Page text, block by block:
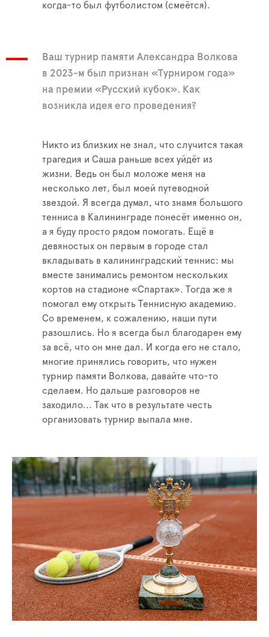
когда-то был футболистом (смеётся).
Ваш турнир памяти Александра Волкова
в 2023-м был признан «Турниром года»
на премии «Русский кубок». Как
возникла идея его проведения?
Никто из близких не знал, что случится такая
трагедия и Саша раньше всех уйдёт из
жизни. Ведь он был моложе меня на
несколько лет, был моей путеводной
звездой. Я всегда думал, что знамя большого
тенниса в Калининграде понесёт именно он,
а я буду просто рядом помогать. Ещё в
девяностых он первым в городе стал
вкладывать в калининградский теннис: мы
вместе занимались ремонтом нескольких
кортов на стадионе «Спартак». Тогда же я
помогал ему открыть Теннисную академию.
Со временем, к сожалению, наши пути
разошлись. Но я всегда был благодарен ему
за всё, что он мне дал. И когда его не стало,
многие принялись говорить, что нужен
турнир памяти Волкова, давайте что-то
сделаем. Но дальше разговоров не
заходило... Так что в результате честь
организовать турнир выпала мне.